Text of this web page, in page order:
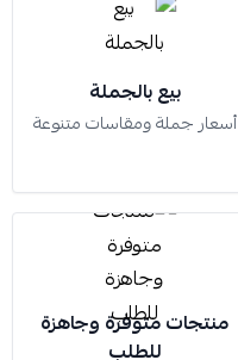
بيع بالجملة
أسعار جملة ومقاسات متنوعة
منتجات متوفرة وجاهزة
للطلب